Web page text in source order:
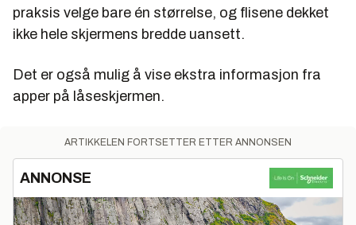
praksis velge bare én størrelse, og flisene dekket
ikke hele skjermens bredde uansett.
Det er også mulig å vise ekstra informasjon fra
apper på låseskjermen.
ARTIKKELEN FORTSETTER ETTER ANNONSEN
ANNONSE